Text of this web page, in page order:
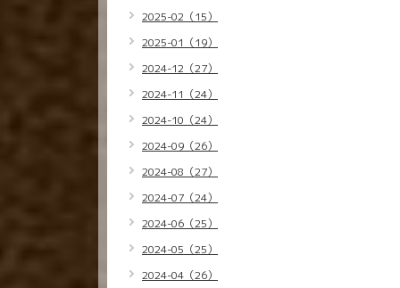
2025-02（15）
2025-01（19）
2024-12（27）
2024-11（24）
2024-10（24）
2024-09（26）
2024-08（27）
2024-07（24）
2024-06（25）
2024-05（25）
2024-04（26）